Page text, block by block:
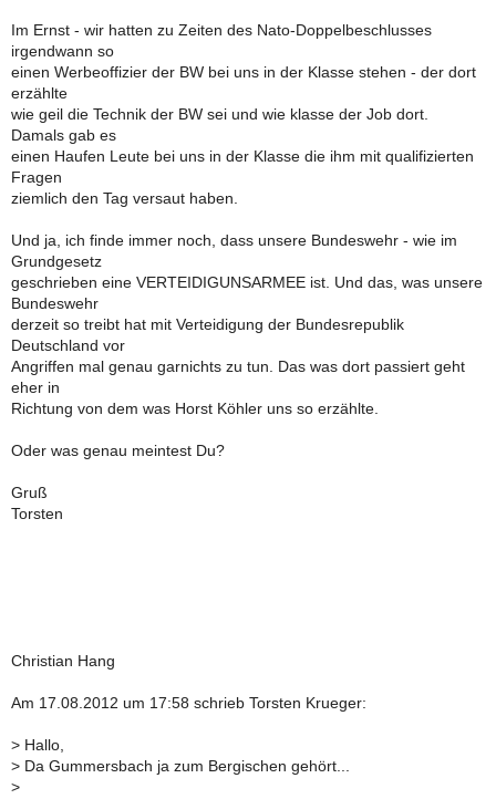
Im Ernst - wir hatten zu Zeiten des Nato-Doppelbeschlusses
irgendwann so
einen Werbeoffizier der BW bei uns in der Klasse stehen - der dort
erzählte
wie geil die Technik der BW sei und wie klasse der Job dort.
Damals gab es
einen Haufen Leute bei uns in der Klasse die ihm mit qualifizierten
Fragen
ziemlich den Tag versaut haben.
Und ja, ich finde immer noch, dass unsere Bundeswehr - wie im
Grundgesetz
geschrieben eine VERTEIDIGUNSARMEE ist. Und das, was unsere
Bundeswehr
derzeit so treibt hat mit Verteidigung der Bundesrepublik
Deutschland vor
Angriffen mal genau garnichts zu tun. Das was dort passiert geht
eher in
Richtung von dem was Horst Köhler uns so erzählte.
Oder was genau meintest Du?
Gruß
Torsten
Christian Hang
Am 17.08.2012 um 17:58 schrieb Torsten Krueger:
> Hallo,
> Da Gummersbach ja zum Bergischen gehört...
>